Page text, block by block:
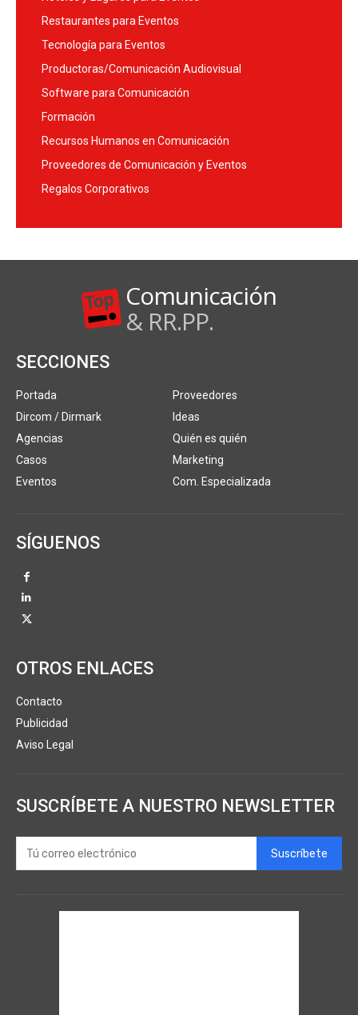
Restaurantes para Eventos
Tecnología para Eventos
Productoras/Comunicación Audiovisual
Software para Comunicación
Formación
Recursos Humanos en Comunicación
Proveedores de Comunicación y Eventos
Regalos Corporativos
Comunicación
& RR.PP.
SECCIONES
Portada
Dircom / Dirmark
Agencias
Casos
Eventos
Proveedores
Ideas
Quién es quién
Marketing
Com. Especializada
SÍGUENOS
OTROS ENLACES
Contacto
Publicidad
Aviso Legal
SUSCRÍBETE A NUESTRO NEWSLETTER
Suscríbete